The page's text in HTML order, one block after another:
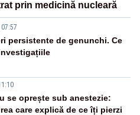
prin medicină nucleară
persistente de genunchi. Ce
se oprește sub anestezie:
care explică de ce îți pierzi